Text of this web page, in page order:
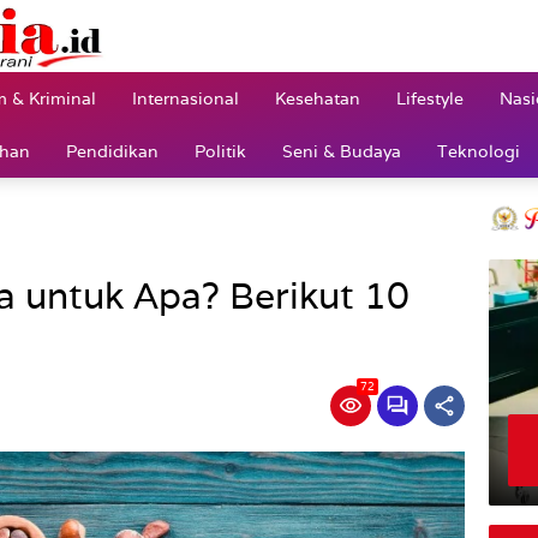
& Kriminal Internasional Kesehatan Lifestyle
Pendidikan Politik Seni & Budaya Teknologi
untuk Apa? Berikut 10
72